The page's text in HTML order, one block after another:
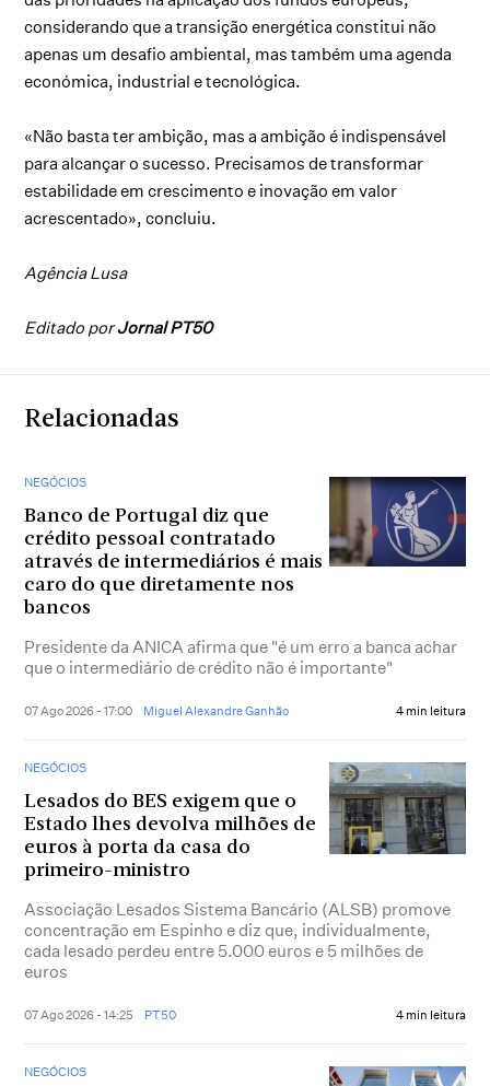
considerando que a transição energética constitui não
apenas um desafio ambiental, mas também uma agenda
económica, industrial e tecnológica.
«Não basta ter ambição, mas a ambição é indispensável
para alcançar o sucesso. Precisamos de transformar
estabilidade em crescimento e inovação em valor
acrescentado», concluiu.
Agência Lusa
Editado porJornal PT50
Relacionadas
NEGÓCIOS
Banco de Portugal diz que
crédito pessoal contratado
através de intermediários é mais
caro do que diretamente nos
bancos
Presidente da ANICA afirma que "é um erro a banca achar
que o intermediário de crédito não é importante"
07 Ago 2026 - 17:00 Miguel Alexandre Ganhão 4 min leitura
NEGÓCIOS
Lesados do BES exigem que o
Estado lhes devolva milhões de
euros à porta da casa do
primeiro-ministro
Associação Lesados Sistema Bancário (ALSB) promove
concentração em Espinho e diz que, individualmente,
cada lesado perdeu entre 5.000 euros e 5 milhões de
euros
07 Ago 2026 - 14:25 PT50 4 min leitura
NEGÓCIOS